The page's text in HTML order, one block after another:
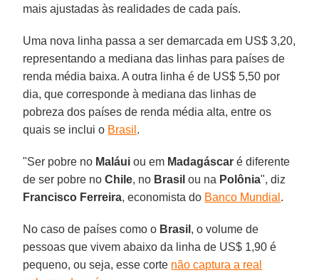
mais ajustadas às realidades de cada país.
Uma nova linha passa a ser demarcada em US$ 3,20,
representando a mediana das linhas para países de
renda média baixa. A outra linha é de US$ 5,50 por
dia, que corresponde à mediana das linhas de
pobreza dos países de renda média alta, entre os
quais se inclui o Brasil .
"Ser pobre no Maláui ou em Madagáscar é diferente
de ser pobre noChile, no Brasil ou na Polônia", diz
Francisco Ferreira, economista do Banco Mundial .
No caso de países como o Brasil , o volume de
pessoas que vivem abaixo da linha de US$ 1,90 é
pequeno, ou seja, esse corte não captura a real